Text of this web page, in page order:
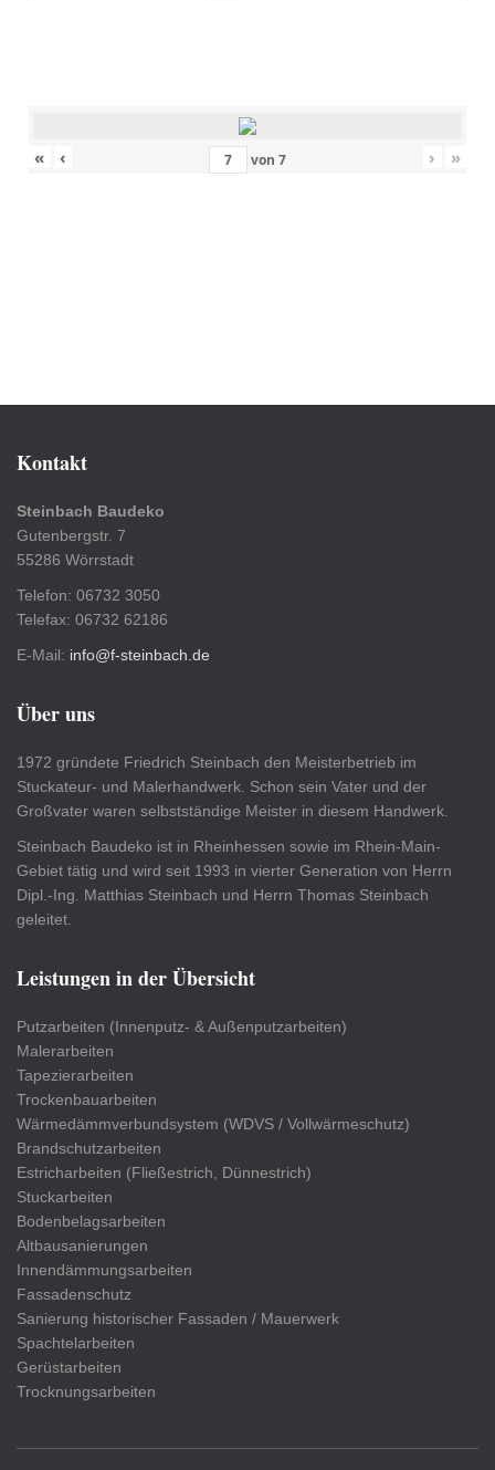
« ‹ von 7 › »
Kontakt
Steinbach Baudeko
Gutenbergstr. 7
55286 Wörrstadt
Telefon: 06732 3050
Telefax: 06732 62186
E-Mail: info@f-steinbach.de
Über uns
1972 gründete Friedrich Steinbach den Meisterbetrieb im
Stuckateur- und Malerhandwerk. Schon sein Vater und der
Großvater waren selbstständige Meister in diesem Handwerk.
Steinbach Baudeko ist in Rheinhessen sowie im Rhein-Main-
Gebiet tätig und wird seit 1993 in vierter Generation von Herrn
Dipl.-Ing. Matthias Steinbach und Herrn Thomas Steinbach
geleitet.
Leistungen in der Übersicht
Putzarbeiten (Innenputz- & Außenputzarbeiten)
Malerarbeiten
Tapezierarbeiten
Trockenbauarbeiten
Wärmedämmverbundsystem (WDVS / Vollwärmeschutz)
Brandschutzarbeiten
Estricharbeiten (Fließestrich, Dünnestrich)
Stuckarbeiten
Bodenbelagsarbeiten
Altbausanierungen
Innendämmungsarbeiten
Fassadenschutz
Sanierung historischer Fassaden / Mauerwerk
Spachtelarbeiten
Gerüstarbeiten
Trocknungsarbeiten